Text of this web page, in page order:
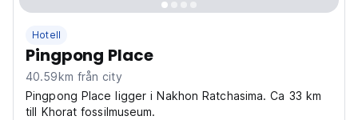
Hotell
Pingpong Place
40.59km från city
Pingpong Place ligger i Nakhon Ratchasima. Ca 33 km
till Khorat fossilmuseum.